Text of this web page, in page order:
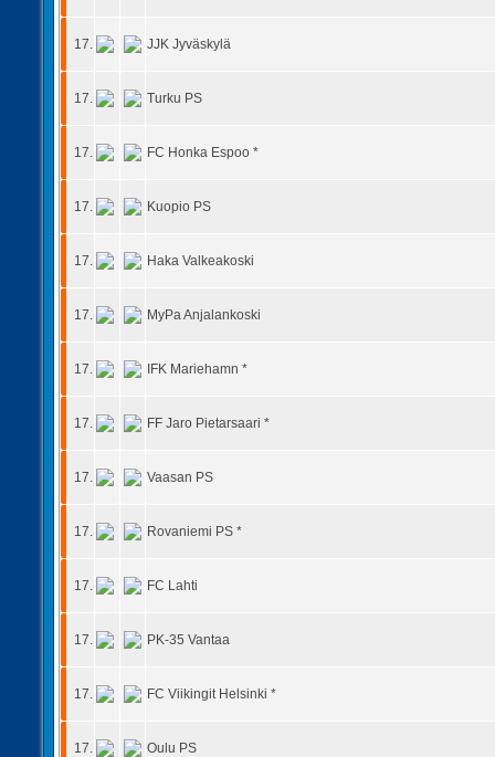
17. JJK Jyväskylä
17. Turku PS
17. FC Honka Espoo *
17. Kuopio PS
17. Haka Valkeakoski
17. MyPa Anjalankoski
17. IFK Mariehamn *
17. FF Jaro Pietarsaari *
17. Vaasan PS
17. Rovaniemi PS *
17. FC Lahti
17. PK-35 Vantaa
17. FC Viikingit Helsinki *
17. Oulu PS